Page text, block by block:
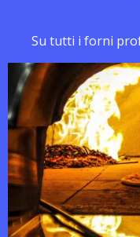
Su tutti i forni